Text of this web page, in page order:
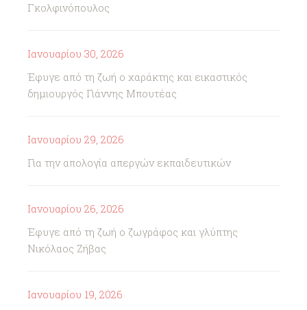
Γκολφινόπουλος
Ιανουαρίου 30, 2026
Έφυγε από τη ζωή ο χαράκτης και εικαστικός
δημιουργός Γιάννης Μπουτέας
Ιανουαρίου 29, 2026
Για την απολογία απεργών εκπαιδευτικών
Ιανουαρίου 26, 2026
Έφυγε από τη ζωή ο ζωγράφος και γλύπτης
Νικόλαος Ζήβας
Ιανουαρίου 19, 2026